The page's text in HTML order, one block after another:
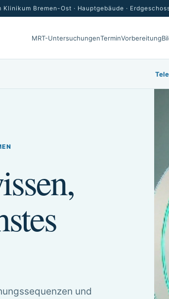
Klinikum Bremen-Ost · Hauptgebäude ·
MRT-UntersuchungenTerminVorbereitung
und